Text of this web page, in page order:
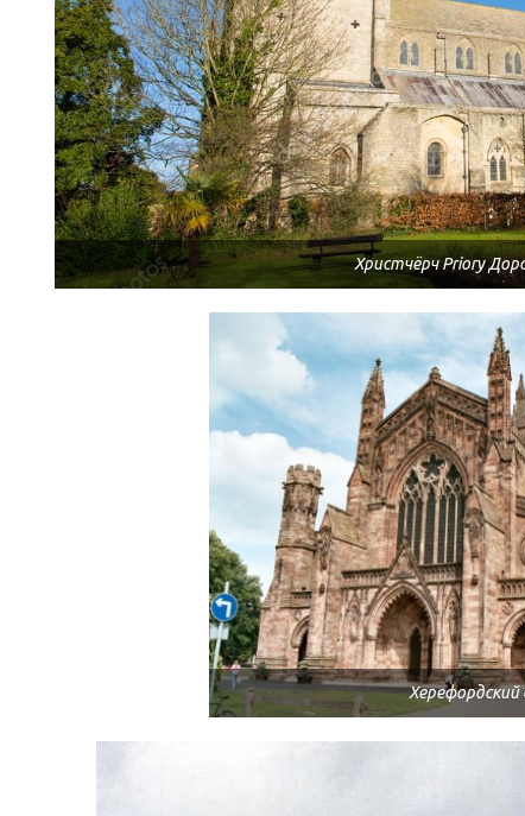
Христчёрч Priory
Херефордский
ВЕБИНАРЫ ИЮЛЯ 2026 ГОДА
30.Июн.2026
МИФЫ